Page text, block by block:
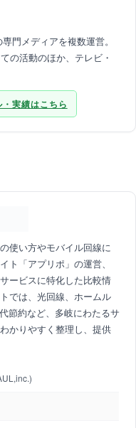
門メディアを複数運営。
の活動のほか、テレビ・
実績はこちら
使い方やモバイル回線に
ト「アプリポ」の運営、
ービスに特化した比較情
では、光回線、ホームル
節約など、多岐にわたるサ
かりやすく整理し、提供